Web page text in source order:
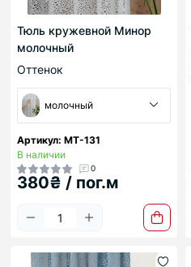
Тюль кружевной Минор
молочный
Оттенок
молочный
Артикул: МТ-131
В наличии
0
380₴ / пог.м